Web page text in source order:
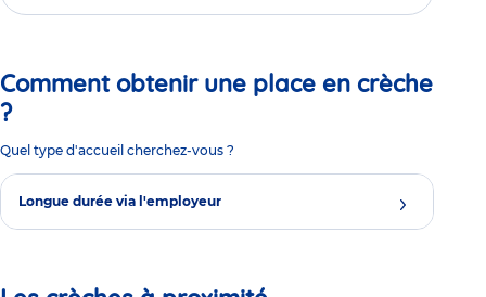
Comment obtenir une place en crèche
?
Quel type d'accueil cherchez-vous ?
Longue durée via l'employeur